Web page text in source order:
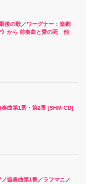
後の歌／ワーグナー：楽劇
》から 前奏曲と愛の死 他
曲第1番・第2番 [SHM-CD]
協奏曲第1番／ラフマニノ